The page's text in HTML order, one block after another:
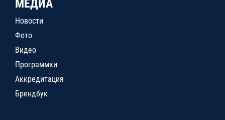
МЕДИА
Новости
Фото
Видео
Программки
Аккредитация
Брендбук